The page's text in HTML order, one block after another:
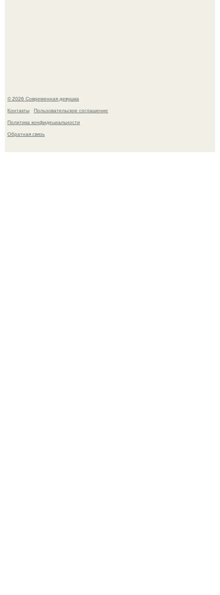
© 2026 Современная девушка
Контакты
Пользовательское соглашение
Политика конфидециальности
Обратная связь